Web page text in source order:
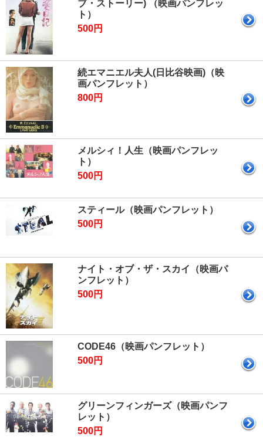
ブ・ストーリー) （映画パンフレッ
ト）
500円
続エマニエル夫人(日比谷映画)（映
画パンフレット）
800円
メルシィ！人生（映画パンフレッ
ト）
500円
スティール（映画パンフレット）
500円
ナイト・オブ・ザ・スカイ（映画パ
ンフレット）
500円
CODE46（映画パンフレット）
500円
グリーンフィンガーズ（映画パンフ
レット）
500円